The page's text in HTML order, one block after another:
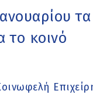
τα
το κοινό